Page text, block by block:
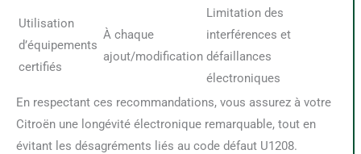
Utilisation
d’équipements
certifiés
À chaque
ajout/modification
Limitation des
interférences et
défaillances
électroniques
En respectant ces recommandations, vous assurez à votre
Citroën une longévité électronique remarquable, tout en
évitant les désagréments liés au code défaut U1208.